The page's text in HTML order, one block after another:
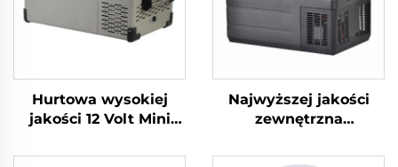
Hurtowa wysokiej
jakości 12 Volt Mini
Camping Lodówka
Najwyższej jakości
zewnętrzna
przyczepa